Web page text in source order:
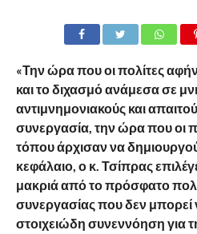
«Την ώρα που οι πολίτες
και το διχασμό ανάμεσα σε
αντιμνημονιακούς και
συνεργασία, την ώρα που οι
τόπου άρχισαν να
κεφάλαιο, ο κ. Τσίπρας
μακριά από το πρόσφατο
συνεργασίας που δεν μπορεί
στοιχειώδη συνεννόηση για